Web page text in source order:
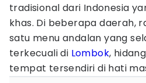
tradisional dari Indonesia
khas. Di beberapa daerah,
satu menu andalan yang
terkecuali di Lombok,
tempat tersendiri di hati